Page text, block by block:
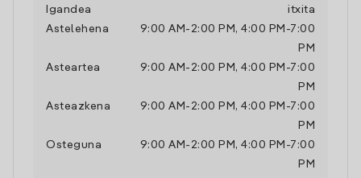
Igandea
itxita
Astelehena
9:00 AM - 2:00 PM , 4:00 PM -7:00
PM
Asteartea
9:00 AM - 2:00 PM , 4:00 PM -7:00
PM
Asteazkena
9:00 AM - 2:00 PM , 4:00 PM -7:00
PM
Osteguna
9:00 AM - 2:00 PM , 4:00 PM -7:00
PM